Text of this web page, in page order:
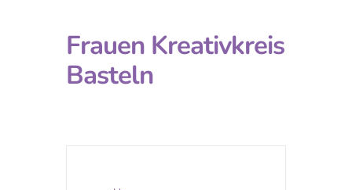
Frauen Kreativkreis
Basteln